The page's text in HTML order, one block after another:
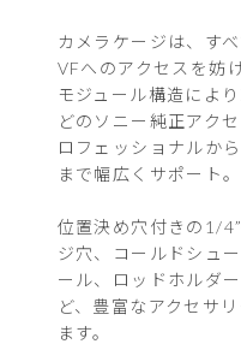
カメラケージは、す
VFへのアクセスを妨
モジュール構造によ
どのソニー純正アク
ロフェッショナルか
まで幅広くサポート。
位置決め穴付きの1/
ジ穴、コールドシュ
ール、ロッドホルダ
ど、豊富なアクセサ
ます。